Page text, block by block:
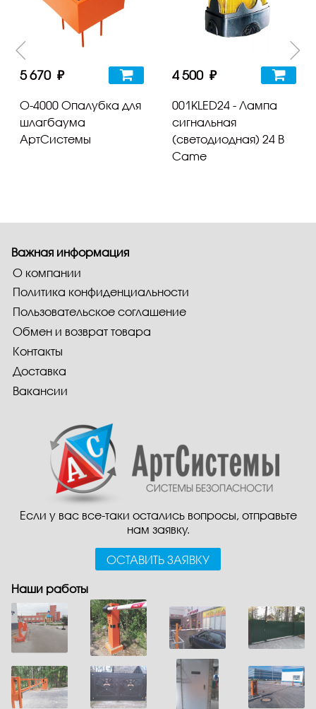
5 670 ₽
О-4000 Опалубка для
шлагбаума
АртСистемы
4 500 ₽
001KLED24 - Лампа
сигнальная
(светодиодная) 24 В
Came
Если у вас все-таки остались вопросы, отправьте
нам заявку.
ОСТАВИТЬ ЗАЯВКУ
Важная информация
О компании
Политика конфиденциальности
Пользовательское соглашение
Обмен и возврат товара
Контакты
Доставка
Вакансии
Наши работы